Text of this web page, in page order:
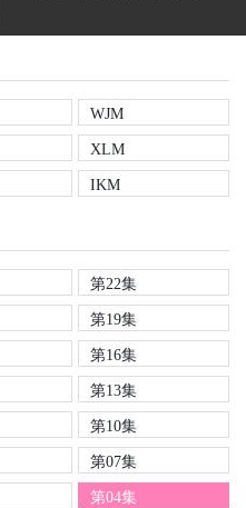
WJM
XLM
IKM
第22集
第19集
第16集
第13集
第10集
第07集
第04集